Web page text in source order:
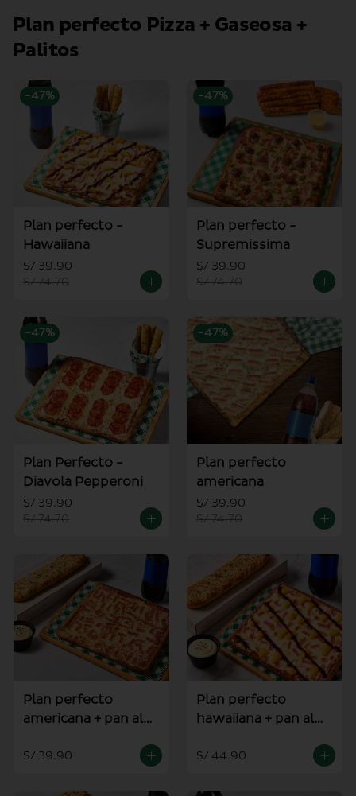
Plan perfecto Pizza + Gaseosa +
Palitos
-47%
Plan perfecto -
Hawaiiana
S/ 39.90
S/ 74.70
-47%
Plan perfecto -
Supremissima
S/ 39.90
S/ 74.70
-47%
Plan Perfecto -
Diavola Pepperoni
S/ 39.90
S/ 74.70
-47%
Plan perfecto
americana
S/ 39.90
S/ 74.70
Plan perfecto
americana + pan al
S/ 39.90
Plan perfecto
hawaiiana + pan al
S/ 44.90